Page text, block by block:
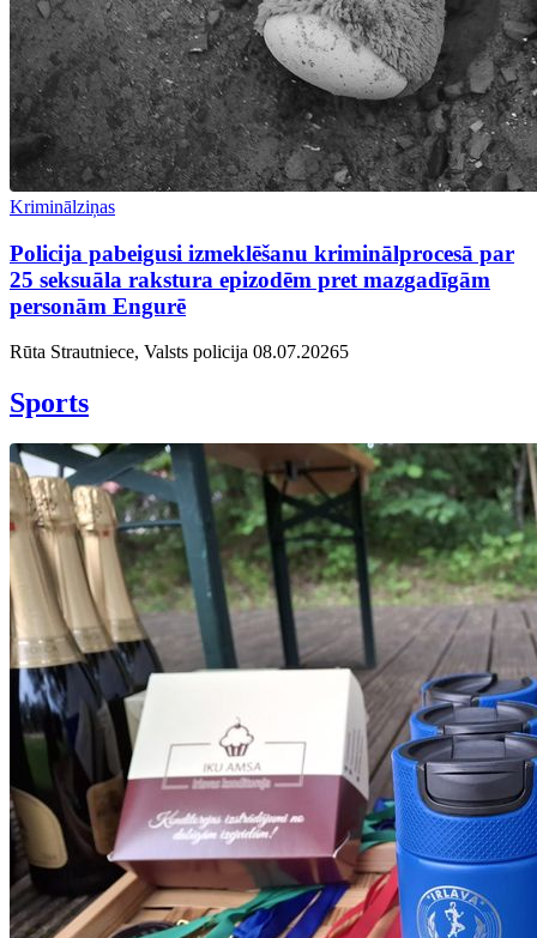
Kriminālziņas
Policija pabeigusi izmeklēšanu kriminālprocesā par
25 seksuāla rakstura epizodēm pret mazgadīgām
personām Engurē
Rūta Strautniece, Valsts policija 08.07.20265
Sports